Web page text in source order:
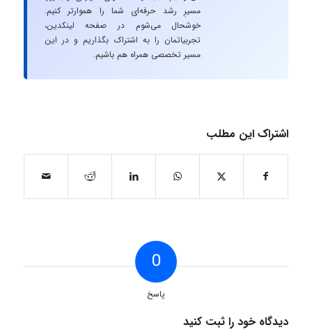
مسیرِ رشد حرفه‌ای شما را هموارتر کنیم.
خوشحال می‌شوم در صفحه لینکدین،
تجربیاتمان را به اشتراک بگذاریم و در این
مسیر تخصصی همراه هم باشیم.
اشتراک این مطلب
0
پاسخ
دیدگاه خود را ثبت کنید